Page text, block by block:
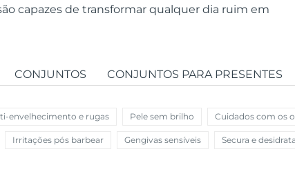
capazes de transformar qualquer dia ruim em
CONJUNTOS CONJUNTOS PARA PRESENTES
envelhecimento e rugas Pele sem brilho Cuidados com os
Irritações pós barbear Gengivas sensíveis Secura e